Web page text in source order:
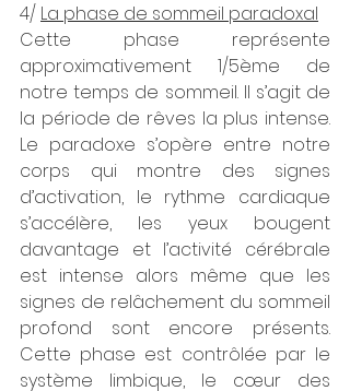
4/ La phase de sommeil paradoxal
Cette phase représente
approximativement 1/5ème de
notre temps de sommeil. Il s’agit de
la période de rêves la plus intense.
Le paradoxe s’opère entre notre
corps qui montre des signes
d’activation, le rythme cardiaque
s’accélère, les yeux bougent
davantage et l’activité cérébrale
est intense alors même que les
signes de relâchement du sommeil
profond sont encore présents.
Cette phase est contrôlée par le
système limbique, le cœur des